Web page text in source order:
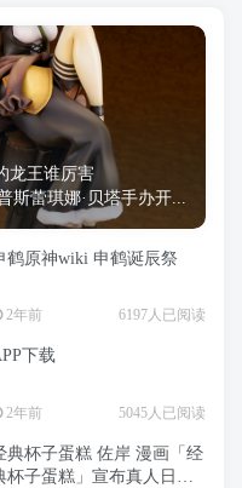
龙王谁厉害
斯蕾琪娜·贝塔手办开...
鹤原神wiki 申鹤诞辰祭
2年前 6197人已阅读
下载
2年前 5045人已阅读
典杯子蛋糕 佐岸 漫画「经
杯子蛋糕」宣布真人日剧
手机 海贼王
捆绑 萝莉
忍者 高木
岭
龙王谁厉害
斯蕾琪娜·贝塔手办开...